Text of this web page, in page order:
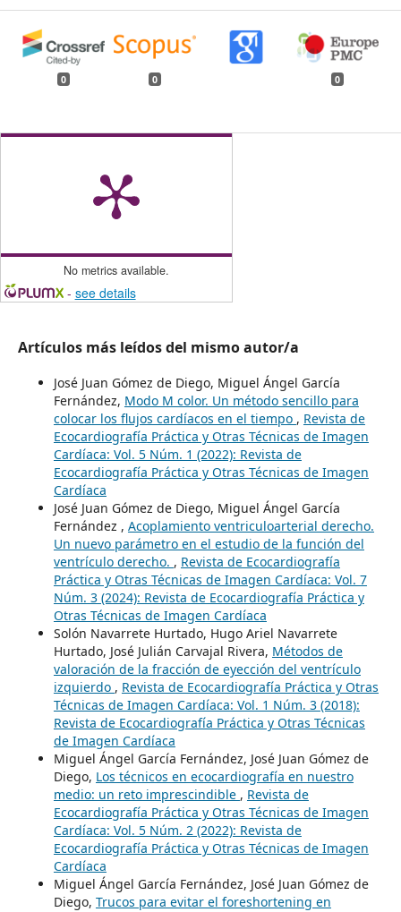
0 0 0
No metrics available.
- see details
Artículos más leídos del mismo autor/a
José Juan Gómez de Diego, Miguel Ángel García
Fernández, Modo M color. Un método sencillo para
colocar los flujos cardíacos en el tiempo , Revista de
Ecocardiografía Práctica y Otras Técnicas de Imagen
Cardíaca: Vol. 5 Núm. 1 (2022): Revista de
Ecocardiografía Práctica y Otras Técnicas de Imagen
Cardíaca
José Juan Gómez de Diego, Miguel Ángel García
Fernández , Acoplamiento ventriculoarterial derecho.
Un nuevo parámetro en el estudio de la función del
ventrículo derecho. , Revista de Ecocardiografía
Práctica y Otras Técnicas de Imagen Cardíaca: Vol. 7
Núm. 3 (2024): Revista de Ecocardiografía Práctica y
Otras Técnicas de Imagen Cardíaca
Solón Navarrete Hurtado, Hugo Ariel Navarrete
Hurtado, José Julián Carvajal Rivera, Métodos de
valoración de la fracción de eyección del ventrículo
izquierdo , Revista de Ecocardiografía Práctica y Otras
Técnicas de Imagen Cardíaca: Vol. 1 Núm. 3 (2018):
Revista de Ecocardiografía Práctica y Otras Técnicas
de Imagen Cardíaca
Miguel Ángel García Fernández, José Juan Gómez de
Diego, Los técnicos en ecocardiografía en nuestro
medio: un reto imprescindible , Revista de
Ecocardiografía Práctica y Otras Técnicas de Imagen
Cardíaca: Vol. 5 Núm. 2 (2022): Revista de
Ecocardiografía Práctica y Otras Técnicas de Imagen
Cardíaca
Miguel Ángel García Fernández, José Juan Gómez de
Diego, Trucos para evitar el foreshortening en